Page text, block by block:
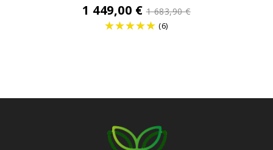
1 449,00 €Prix
de
1 683,90 €
(6)